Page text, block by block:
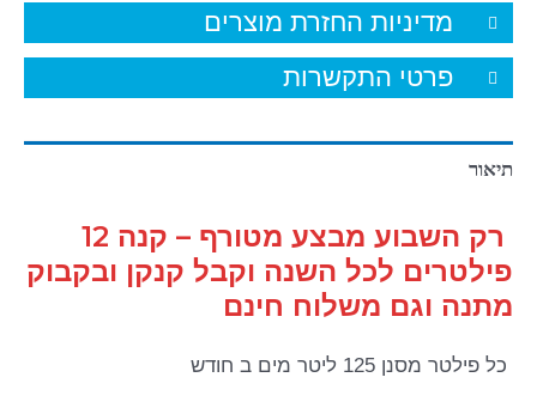
מדיניות החזרת מוצרים
פרטי התקשרות
תיאור
רק השבוע מבצע מטורף – קנה 12
פילטרים לכל השנה וקבל קנקן ובקבוק
מתנה וגם משלוח חינם
כל פילטר מסנן 125 ליטר מים ב חודש